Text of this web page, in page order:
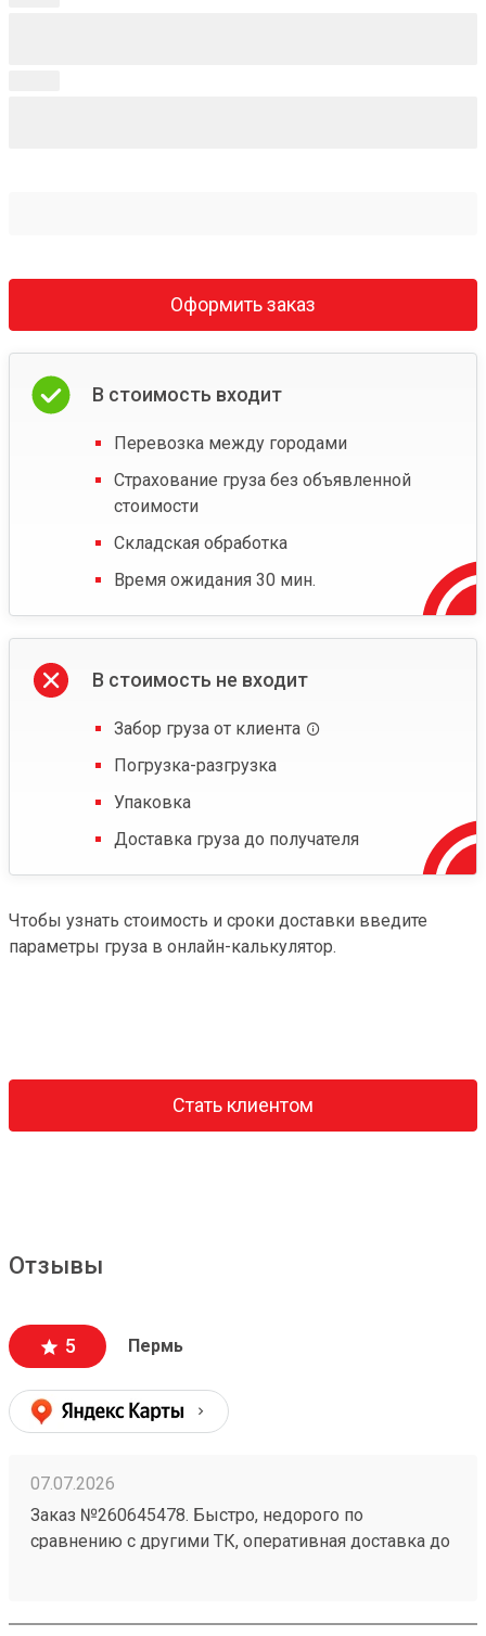
Оформить заказ
В стоимость входит
Перевозка между городами
Страхование груза без объявленной
стоимости
Складская обработка
Время ожидания 30 мин.
В стоимость не входит
Забор груза от клиента
Погрузка-разгрузка
Упаковка
Доставка груза до получателя
Чтобы узнать стоимость и сроки доставки введите
параметры груза в онлайн-калькулятор.
Стать клиентом
Отзывы
5 Пермь
07.07.2026
Заказ №260645478. Быстро, недорого по
сравнению с другими ТК, оперативная доставка до